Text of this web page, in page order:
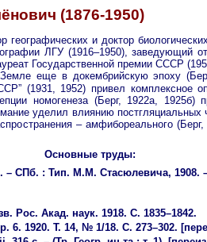
(1876-1950)
географических и доктор
ЛГУ (1916–1950), заведующий
Государственной премии СССР
еще в докембрийскую эпоху
(1931, 1952) привел комплексное
номогенеза (Берг, 1922а,
уделил влиянию
– амфибореального
Основные труды:
СПб. : Тип. М.М. Стасюлевича, 1908.
Рос. Акад. наук. 1918. С. 1835–1842.
6. 1920. Т. 14, № 1/18. С. 273–302.